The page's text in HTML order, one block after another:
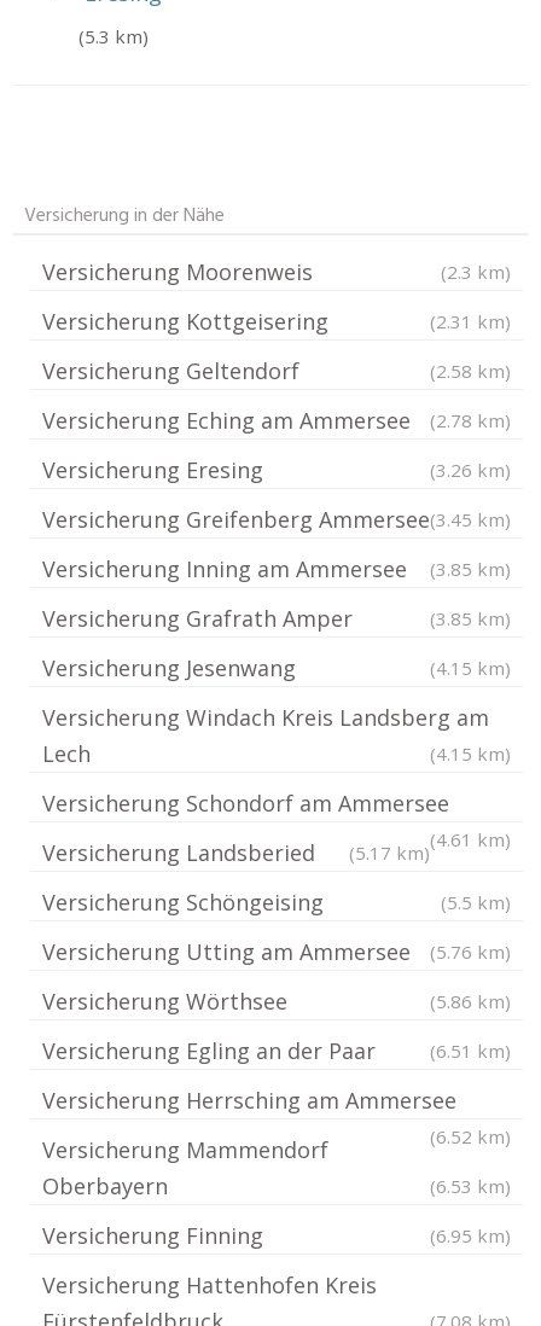
(5.3 km)
Versicherung in der Nähe
Versicherung Moorenweis (2.3 km)
Versicherung Kottgeisering (2.31 km)
Versicherung Geltendorf (2.58 km)
Versicherung Eching am Ammersee (2.78 km)
Versicherung Eresing (3.26 km)
Versicherung Greifenberg Ammersee(3.45 km)
Versicherung Inning am Ammersee (3.85 km)
Versicherung Grafrath Amper (3.85 km)
Versicherung Jesenwang (4.15 km)
Versicherung Windach Kreis Landsberg am
Lech
(4.15 km)
Versicherung Schondorf am Ammersee
(4.61 km)
Versicherung Landsberied (5.17 km)
Versicherung Schöngeising (5.5 km)
Versicherung Utting am Ammersee (5.76 km)
Versicherung Wörthsee (5.86 km)
Versicherung Egling an der Paar (6.51 km)
Versicherung Herrsching am Ammersee
(6.52 km)
Versicherung Mammendorf
Oberbayern
(6.53 km)
Versicherung Finning (6.95 km)
Versicherung Hattenhofen Kreis
(7.08 km)